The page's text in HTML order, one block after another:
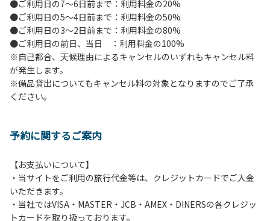
（防火シートや消火グッズ等は無償で貸出します。）
３.夜間を通しての火の利用（消灯時間には原則、完全消火）
４.所定の場所以外での火の利用（喫煙含む）
５.強風時の野外での火の利用（管理者判断となります。）
６.花火
７.周囲に迷惑となるような行為（夜間の大声での談笑等）や
他人に嫌悪感を与えるような行為はお止めください。
８.ごみの投棄
オートキャンプサイトはペット同伴でご利用が可能です。な
おペットを同伴する場合、下記事項を遵守ください。
１.施設内での、ペットのノーリードは禁止です。
２.糞尿の放置は禁止です。飼い主が責任を持って処理してく
ださい。
●ご利用日の7～6日前まで：利用料金の20%
●ご利用日の5～4日前まで：利用料金の50%
●ご利用日の3～2日前まで：利用料金の80%
●ご利用日の前日、当日 ：利用料金の100%
※自己都合、天候理由によるキャンセルのいずれもキャンセル料
が発生します。
※備品貸出についてもキャンセル料の対象となりますのでご了承
ください。
予約に関するご案内
【お支払いについて】
・当サイトをご利用の旅行代金等は、クレジットカードでご入金
いただきます。
・当社ではVISA・MASTER・JCB・AMEX・DINERSの各クレジッ
トカードを取り扱っております。